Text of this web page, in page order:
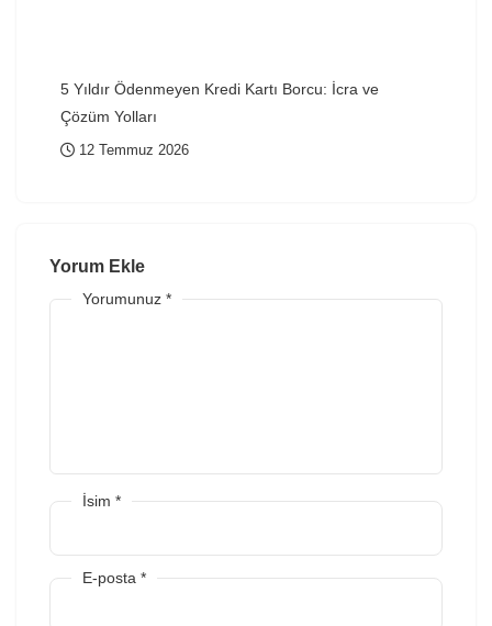
5 Yıldır Ödenmeyen Kredi Kartı Borcu: İcra ve
Çözüm Yolları
12 Temmuz 2026
Yorum Ekle
Yorumunuz *
İsim *
E-posta *